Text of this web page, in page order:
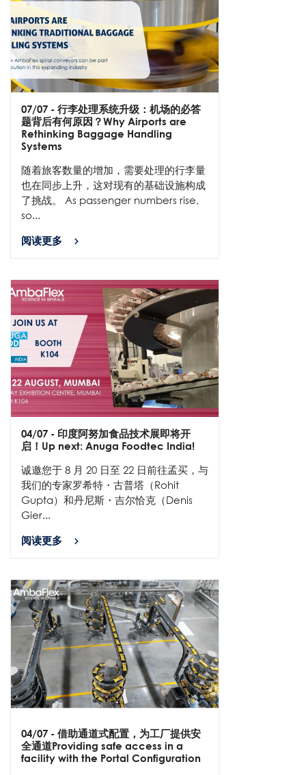
07/07 - 行李处理系统升级：机场的必答
题背后有何原因？Why Airports are
Rethinking Baggage Handling
Systems
随着旅客数量的增加，需要处理的行李量
也在同步上升，这对现有的基础设施构成
了挑战。 As passenger numbers rise,
so...
阅读更多
04/07 - 印度阿努加食品技术展即将开
启！Up next: Anuga Foodtec India!
诚邀您于 8 月 20 日至 22 日前往孟买，与
我们的专家罗希特・古普塔（Rohit
Gupta）和丹尼斯・吉尔恰克（Denis
Gier...
阅读更多
04/07 - 借助通道式配置，为工厂提供安
全通道Providing safe access in a
facility with the Portal Configuration